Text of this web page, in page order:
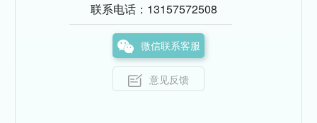
联系电话：13157572508
微信联系客服
意见反馈